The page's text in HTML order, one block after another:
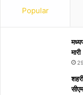
Popular
मारी